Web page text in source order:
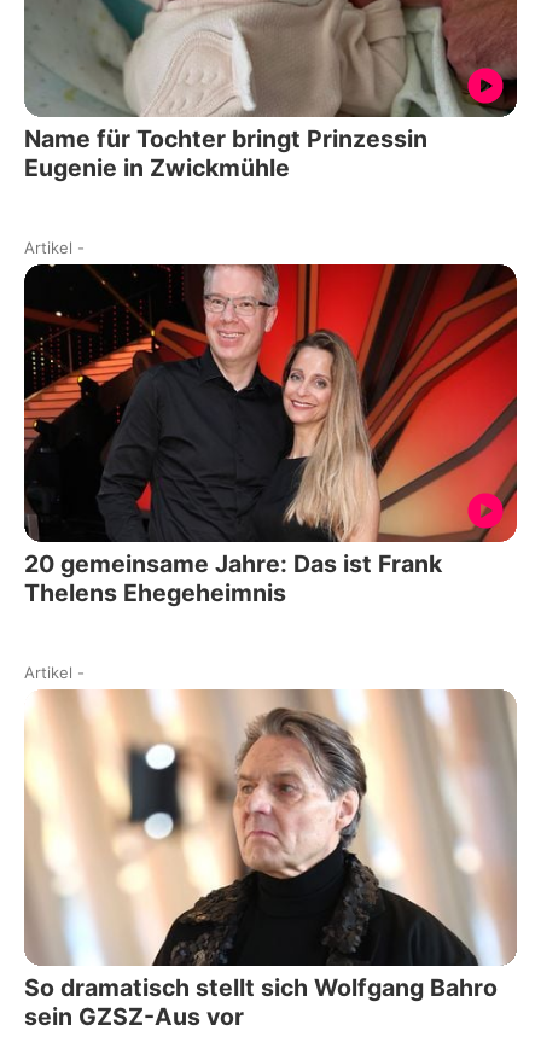
Name für Tochter bringt Prinzessin
Eugenie in Zwickmühle
Artikel -
20 gemeinsame Jahre: Das ist Frank
Thelens Ehegeheimnis
Artikel -
So dramatisch stellt sich Wolfgang Bahro
sein GZSZ-Aus vor